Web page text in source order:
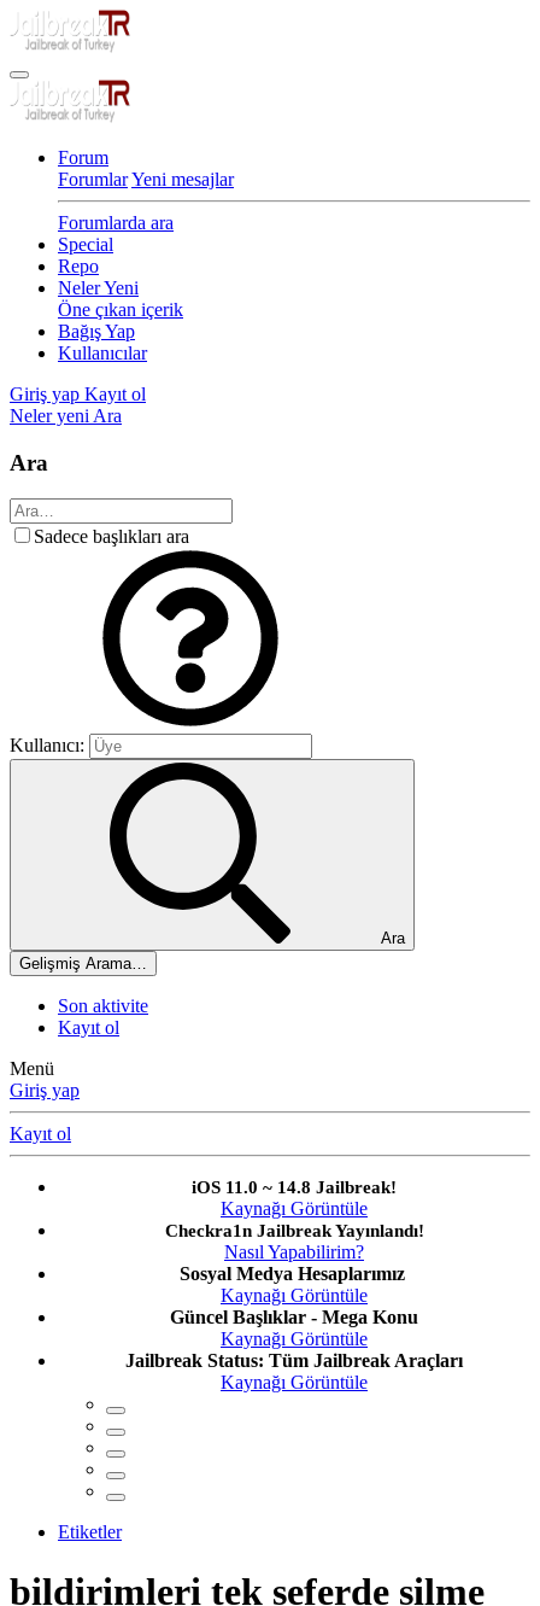
Forum
ForumlarYeni mesajlar
Forumlarda ara
Special
Repo
Neler Yeni
Öne çıkan içerik
Bağış Yap
Kullanıcılar
Giriş yap Kayıt ol
Neler yeni Ara
Ara
Sadece başlıkları ara
Kullanıcı:
Ara
Gelişmiş Arama…
Son aktivite
Kayıt ol
Menü
Giriş yap
Kayıt ol
iOS 11.0 ~ 14.8 Jailbreak!
Kaynağı Görüntüle
Checkra1n Jailbreak Yayınlandı!
Nasıl Yapabilirim?
Sosyal Medya Hesaplarımız
Kaynağı Görüntüle
Güncel Başlıklar - Mega Konu
Kaynağı Görüntüle
Jailbreak Status: Tüm Jailbreak Araçları
Kaynağı Görüntüle
Etiketler
bildirimleri tek seferde silme